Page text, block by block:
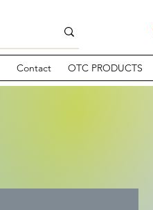
Contact OTC PRODUCTS